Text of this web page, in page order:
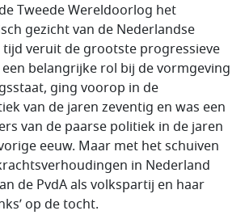
Tweede Wereldoorlog het
gezicht van de Nederlandse
veruit de grootste progressieve
belangrijke rol bij de vormgeving
ging voorop in de
van de jaren zeventig en was een
van de paarse politiek in de jaren
eeuw. Maar met het schuiven
in Nederland
de PvdA als volkspartij en haar
op de tocht.